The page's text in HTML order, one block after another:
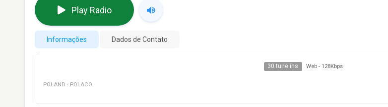
Play Radio
Informações Dados de Contato
30 tune ins Web - 128Kbps
POLAND · POLACO